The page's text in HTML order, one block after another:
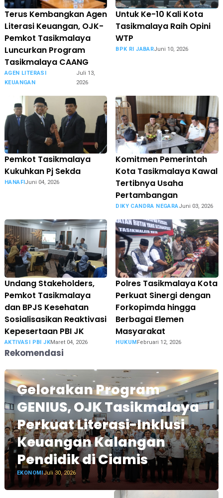
Terus Kembangkan Agen
Literasi Keuangan, OJK-
Pemkot Tasikmalaya
Luncurkan Program
Tasikmalaya CAANG
AGEN LITERASI
KEUANGAN
Juli 13,
2026
Untuk Ke-10 Kali Kota
Tasikmalaya Raih Opini
WTP
BPK RI JABARJuni 10, 2026
Pemkot Tasikmalaya
Kukuhkan Pj Sekda
HANAFI Juni 04, 2026
Komitmen Pemerintah
Kota Tasikmalaya Kawal
Tertibnya Usaha
Pertambangan
DIKY CANDRA NEGARAJuni 03, 2026
Undang Stakeholders,
Pemkot Tasikmalaya
dan BPJS Kesehatan
Sosialisasikan Reaktivasi
Kepesertaan PBI JK
AKTIVASI PBI JKMaret 04, 2026
Polres Tasikmalaya Kota
Perkuat Sinergi dengan
Forkopimda hingga
Berbagai Elemen
Masyarakat
HUKUMFebruari 12, 2026
Rekomendasi
Gelorakan Program
GENIUS, OJK Tasikmalaya
Perkuat Literasi-Inklusi
Keuangan Kalangan
Pendidik di Ciamis
EKONOMIJuli 30, 2026